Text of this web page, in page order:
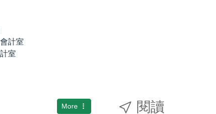
計室
室
More 閱讀